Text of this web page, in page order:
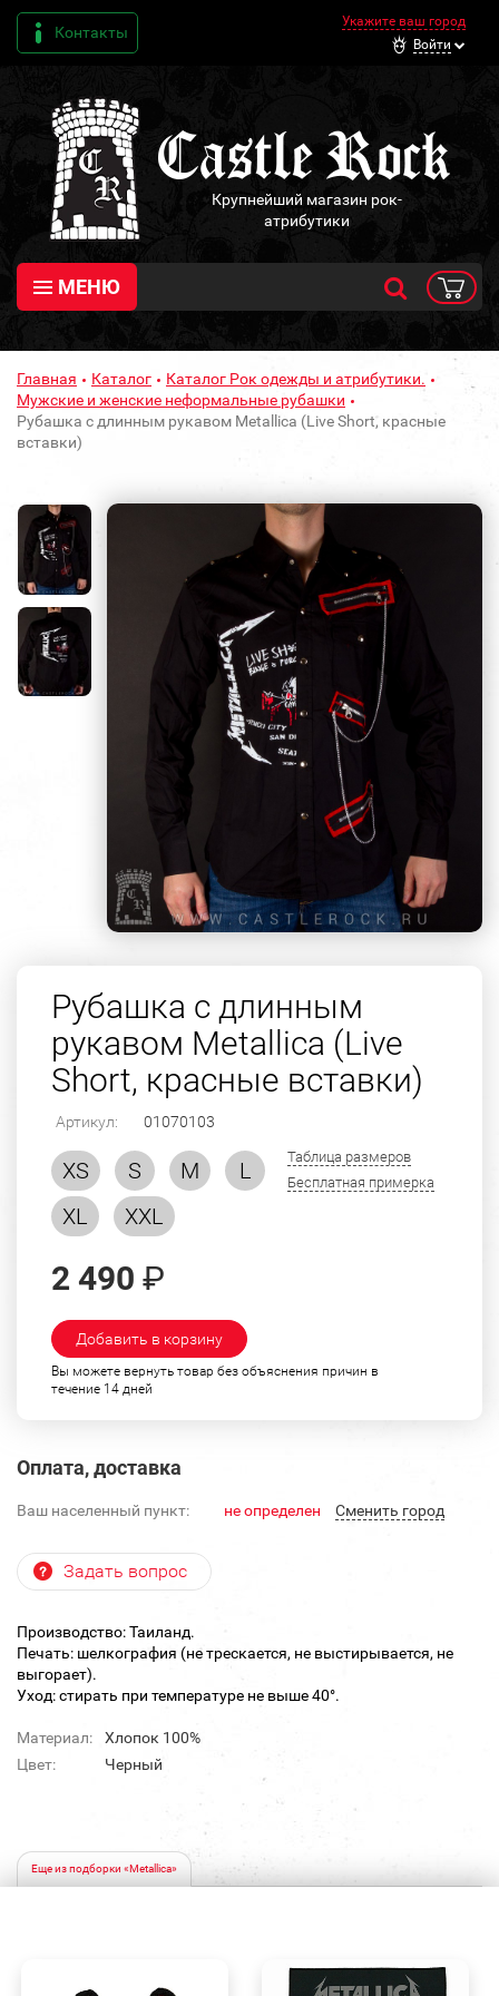
Контакты
Укажите ваш город
Войти
Крупнейший магазин рок-
атрибутики
МЕНЮ
Главная Каталог
Каталог Рок одежды и атрибутики.
Мужские и женские неформальные рубашки
Рубашка с длинным рукавом Metallica (Live Short, красные
вставки)
Рубашка с длинным
рукавом Metallica (Live
Short, красные вставки)
Артикул: 01070103
XS S M
L
XL
XXL
Таблица размеров
Бесплатная примерка
2 490 ₽
Добавить в корзину
Вы можете вернуть товар без объяснения причин в
течение 14 дней
Оплата, доставка
Ваш населенный пункт: не определен Cменить город
Задать вопрос
Производство: Таиланд.
Печать: шелкография (не трескается, не выстирывается, не
выгорает).
Уход: стирать при температуре не выше 40°.
Материал:
Хлопок 100%
Цвет:
Черный
Еще из подборки «Metallica»